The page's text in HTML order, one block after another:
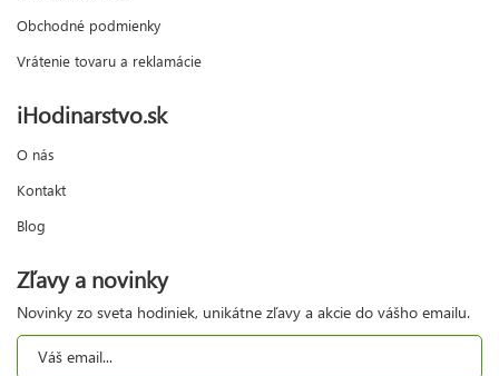
Obchodné podmienky
Vrátenie tovaru a reklamácie
iHodinarstvo.sk
O nás
Kontakt
Blog
Zľavy a novinky
Novinky zo sveta hodiniek, unikátne zľavy a akcie do vášho emailu.